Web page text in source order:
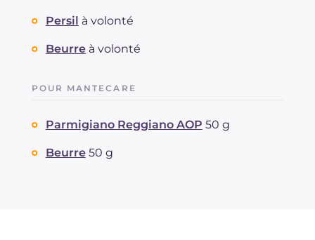
Persil à volonté
Beurre à volonté
POUR MANTECARE
Parmigiano Reggiano AOP 50 g
Beurre 50 g